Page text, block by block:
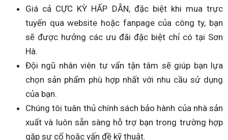
Giá cả CỰC KỲ HẤP DẪN, đặc biệt khi mua trực
tuyến qua website hoặc fanpage của công ty, bạn
sẽ được hưởng các ưu đãi đặc biệt chỉ có tại Sơn
Hà.
Đội ngũ nhân viên tư vấn tận tâm sẽ giúp bạn lựa
chọn sản phẩm phù hợp nhất với nhu cầu sử dụng
của bạn.
Chúng tôi tuân thủ chính sách bảo hành của nhà sản
xuất và luôn sẵn sàng hỗ trợ bạn trong trường hợp
gặp sự cố hoặc vấn đề kỹ thuật.